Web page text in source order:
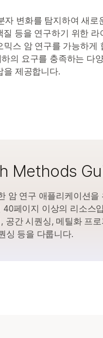
변화를 탐지하여 새로
등을 연구하기 위한 라
스 암 연구를 가능하게
의 요구를 충족하는 다
을 제공합니다.
Methods
암 연구 애플리케이션을
페이지 이상의 리소스
공간 시퀀싱, 메틸화 프
싱 등을 다룹니다.